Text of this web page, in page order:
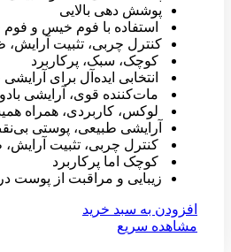
پوشش دهی بالایی
استفاده با فوم خیس و
کنترل چربی، تثبیت
کوچک، سبک، پرکاربرد
انتخابی ایده‌آل برای
مات‌کننده قوی، آرایشی
لوکس، کاربردی، همراه
آرایشی طبیعی، پوستی
کنترل چربی، تثبیت
کوچک اما پرکاربرد
زیبایی و مراقبت از پوست
افزودن به سبد خرید
مشاهده سریع